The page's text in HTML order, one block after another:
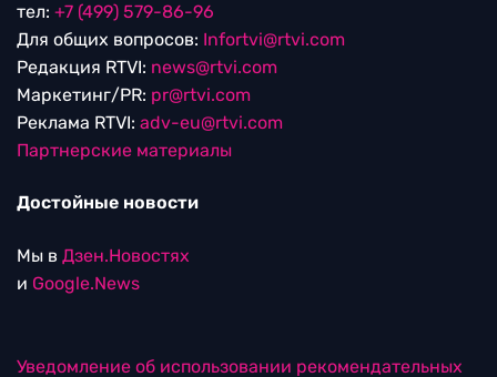
тел: +7 (499) 579-86-96
Для общих вопросов: Infortvi@rtvi.com
Редакция RTVI: news@rtvi.com
Маркетинг/PR: pr@rtvi.com
Реклама RTVI: adv-eu@rtvi.com
Партнерские материалы
Достойные новости
Мы в Дзен.Новостях
и Google.News
Уведомление об использовании рекомендательных